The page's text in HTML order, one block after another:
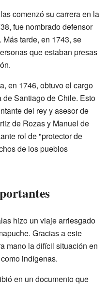
comenzó su carrera en la
fue nombrado defensor
tarde, en 1743, se
que estaban presas
en 1746, obtuvo el cargo
Santiago de Chile. Esto
del rey y asesor de
de Rozas y Manuel de
rol de "protector de
de los pueblos
hizo un viaje arriesgado
Gracias a este
mano la difícil situación en
indígenas.
en un documento que